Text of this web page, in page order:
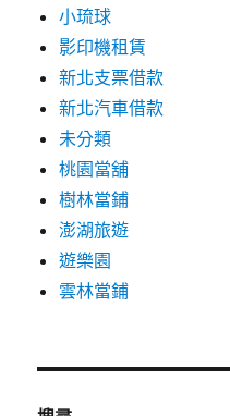
小琉球
影印機租賃
新北支票借款
新北汽車借款
未分類
桃園當舖
樹林當鋪
澎湖旅遊
遊樂園
雲林當鋪